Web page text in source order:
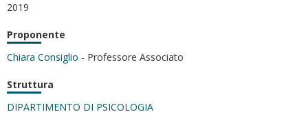
2019
Proponente
Chiara Consiglio - Professore Associato
Struttura
DIPARTIMENTO DI PSICOLOGIA